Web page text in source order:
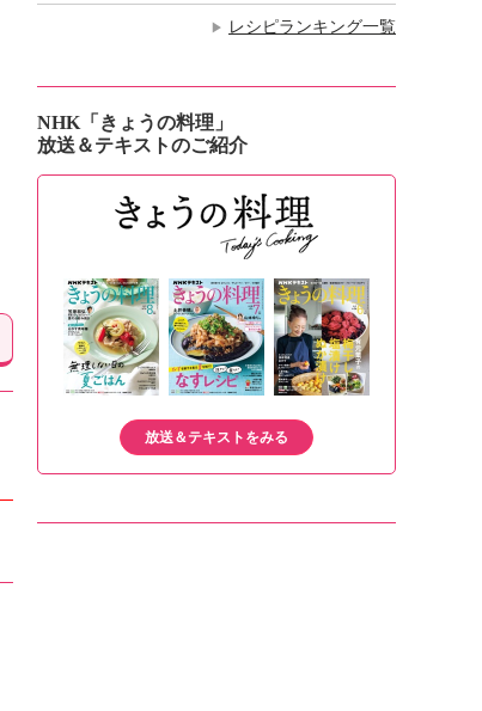
▶ レシピランキング一覧
NHK「きょうの料理」
放送＆テキストのご紹介
放送＆テキストをみる